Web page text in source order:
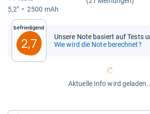
5,2"
2500 mAh
Befriedigend
2,7
Unsere Note basiert auf Tests
Wie wird die Note berechnet?
Aktuelle Info wird